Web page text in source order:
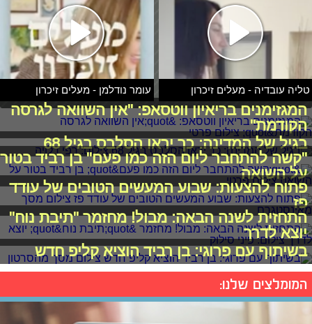
טליה עובדיה - מעלים זיכרון עומר נודלמן - מעלים זיכרון
המגזימנים בריאיון ווטסאפ: "אין השוואה לגרסה
הקודמת"
בגיל של המדינה: כך יראו הסלבס בגיל 68
"קשה להתחבר ליום הזה כמו פעם" בן רביד בטור
על השואה
פתוח להצעות: שבוע המעשים הטובים של עודד
פז
התחזית לשנה הבאה: מבול! מחזמר "תיבת נוח"
יוצא לדרך
בשיתוף עם פרוגי: בן רביד הוציא קליפ חדש
המומלצים שלנו: